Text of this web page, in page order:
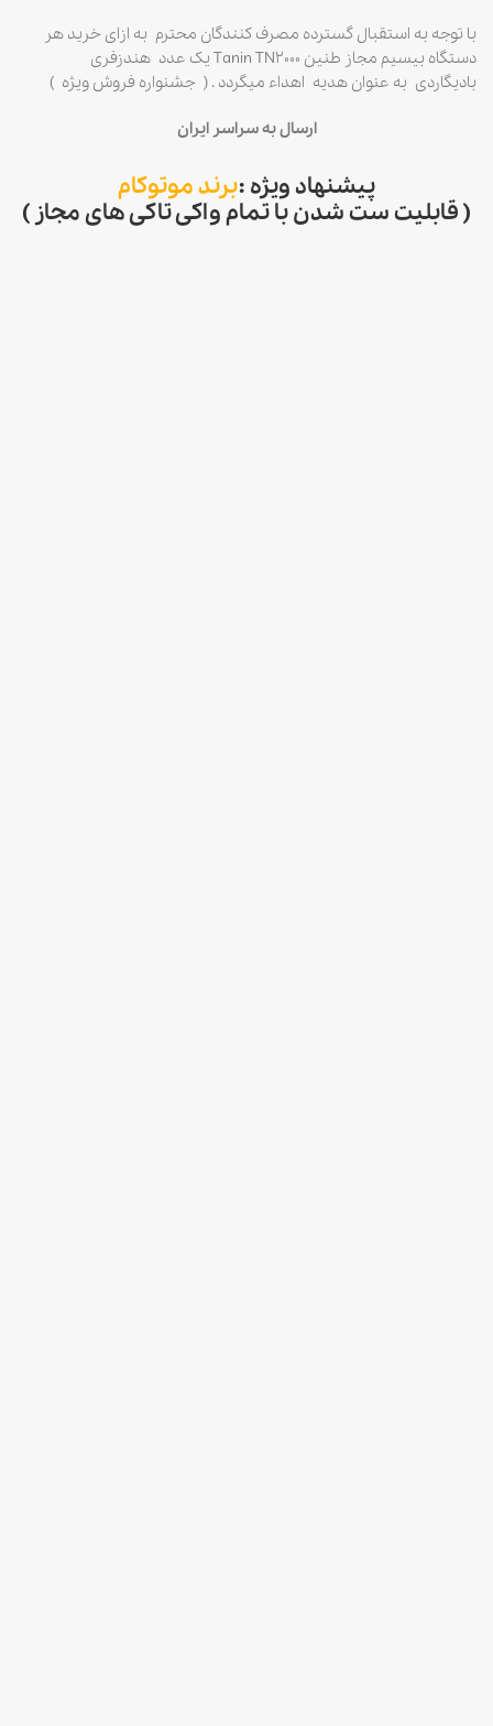
با توجه به استقبال گسترده مصرف کنندگان محترم به ازای خرید هر
دستگاه بیسیم مجاز طنین Tanin TN2000 یک عدد هندزفری
بادیگاردی به عنوان هدیه اهداء میگردد . ( جشنواره فروش ویژه )
ارسال به سراسر ایران
پیشنهاد ویژه :برند موتوکام
( قابلیت ست شدن با تمام واکی تاکی های مجاز )